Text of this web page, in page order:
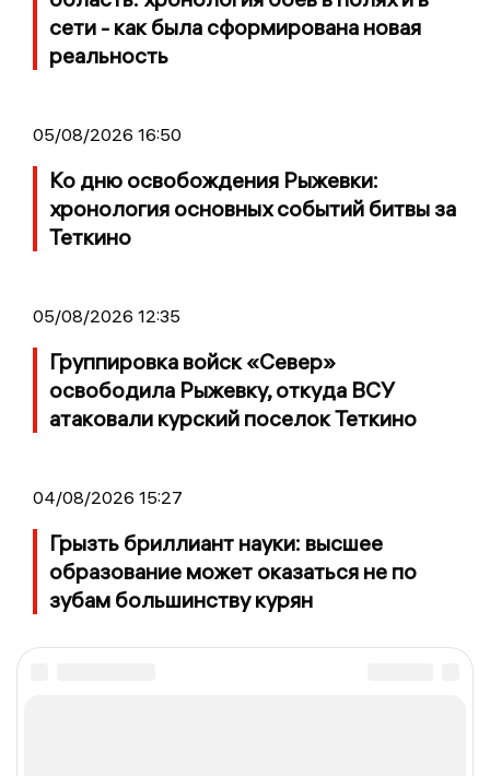
сети - как была сформирована новая
реальность
05/08/2026 16:50
Ко дню освобождения Рыжевки:
хронология основных событий битвы за
Теткино
05/08/2026 12:35
Группировка войск «Север»
освободила Рыжевку, откуда ВСУ
атаковали курский поселок Теткино
04/08/2026 15:27
Грызть бриллиант науки: высшее
образование может оказаться не по
зубам большинству курян